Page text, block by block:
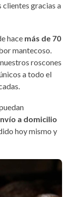
gracias a
hace más de 70
mantecoso.
roscones
a todo el
a domicilio
hoy mismo y